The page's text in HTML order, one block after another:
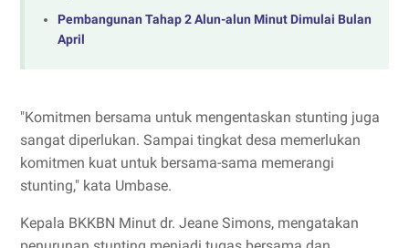
Pembangunan Tahap 2 Alun-alun Minut Dimulai Bulan
April
"Komitmen bersama untuk mengentaskan stunting juga
sangat diperlukan. Sampai tingkat desa memerlukan
komitmen kuat untuk bersama-sama memerangi
stunting," kata Umbase.
Kepala BKKBN Minut dr. Jeane Simons, mengatakan